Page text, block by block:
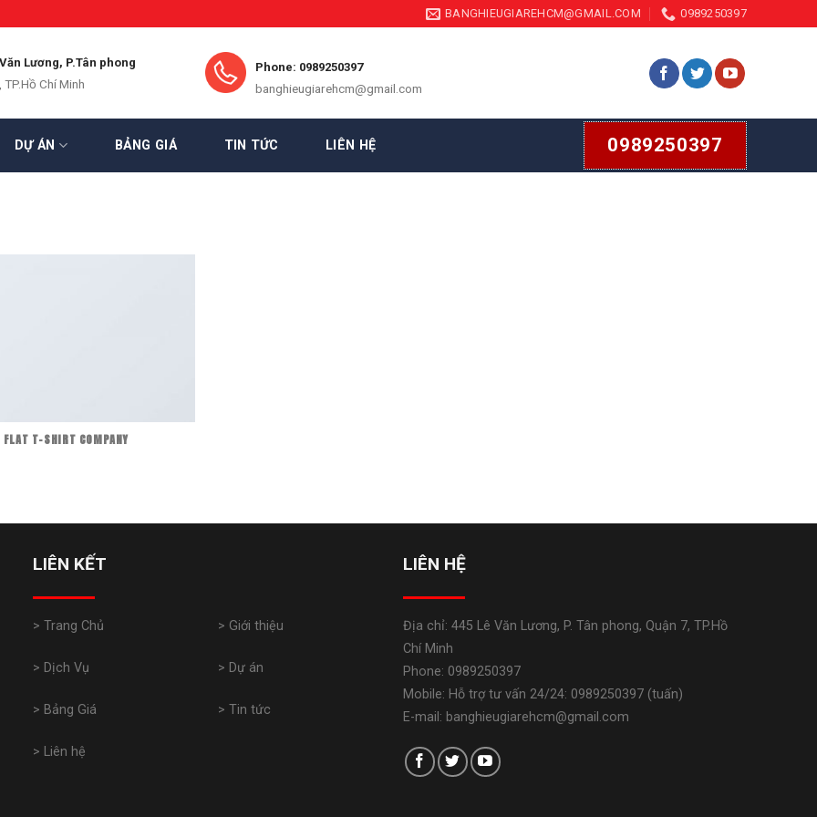
BANGHIEUGIAREHCM@GMAIL.COM 0989250397
Lương, P.Tân phong
TP.Hồ Chí Minh
Phone: 0989250397
banghieugiarehcm@gmail.com
DỰ ÁN BẢNG GIÁ TIN TỨC LIÊN HỆ 0989250397
FLAT T-SHIRT COMPANY
LIÊN KẾT
> Trang Chủ
> Dịch Vụ
> Bảng Giá
> Liên hệ
> Giới thiệu
> Dự án
> Tin tức
LIÊN HỆ
Địa chỉ: 445 Lê Văn Lương, P. Tân phong, Quận 7, TP.Hồ
Chí Minh
Phone: 0989250397
Mobile: Hỗ trợ tư vấn 24/24: 0989250397 (tuấn)
E-mail: banghieugiarehcm@gmail.com